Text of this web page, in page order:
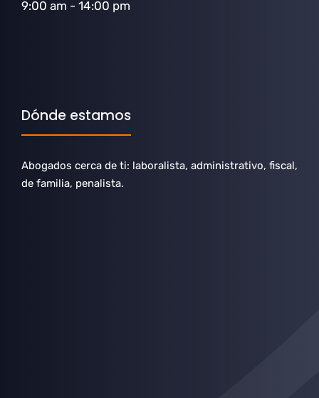
9:00 am - 14:00 pm
Dónde estamos
Abogados cerca de ti: laboralista, administrativo, fiscal,
de familia, penalista.